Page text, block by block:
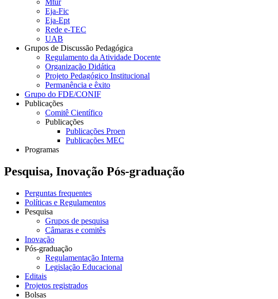
Mtur
Eja-Fic
Eja-Ept
Rede e-TEC
UAB
Grupos de Discussão Pedagógica
Regulamento da Atividade Docente
Organização Didática
Projeto Pedagógico Institucional
Permanência e êxito
Grupo do FDE/CONIF
Publicações
Comitê Científico
Publicações
Publicações Proen
Publicações MEC
Programas
Pesquisa, Inovação Pós-graduação
Perguntas frequentes
Políticas e Regulamentos
Pesquisa
Grupos de pesquisa
Câmaras e comitês
Inovação
Pós-graduação
Regulamentação Interna
Legislação Educacional
Editais
Projetos registrados
Bolsas